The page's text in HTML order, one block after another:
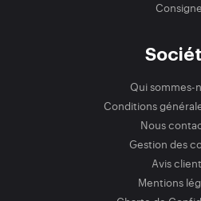
Consigne
Qui sommes-
Conditions
Nous
Gestion des
Avis
Mentions